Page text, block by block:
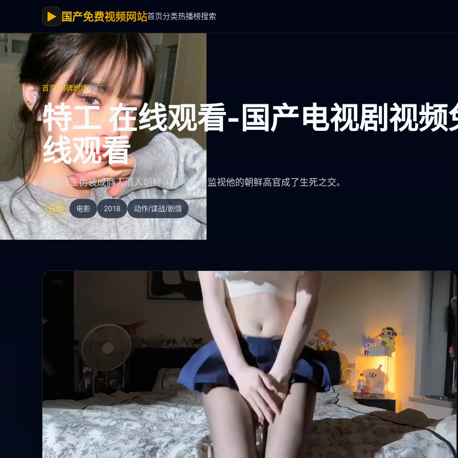
▶ 国产免费视频网站首页分类热播榜搜索
首页›口碑剧场›特工
特工 在线观看-国产电视剧视频
线观看
韩国特工伪装成商人潜入朝鲜，却和负责监视他的朝鲜高官成了生死之交。
日韩 电影 2018 动作/谍战/剧情